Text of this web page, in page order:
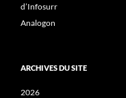
d’Infosurr
Analogon
ARCHIVES DU SITE
2026